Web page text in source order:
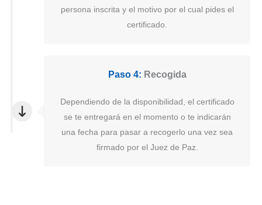
persona inscrita y el motivo por el cual pides el
certificado.
Paso 4: Recogida
Dependiendo de la disponibilidad, el certificado
se te entregará en el momento o te indicarán
una fecha para pasar a recogerlo una vez sea
firmado por el Juez de Paz.